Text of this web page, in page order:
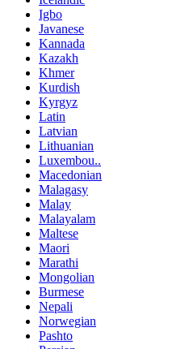
Igbo
Javanese
Kannada
Kazakh
Khmer
Kurdish
Kyrgyz
Latin
Latvian
Lithuanian
Luxembou..
Macedonian
Malagasy
Malay
Malayalam
Maltese
Maori
Marathi
Mongolian
Burmese
Nepali
Norwegian
Pashto